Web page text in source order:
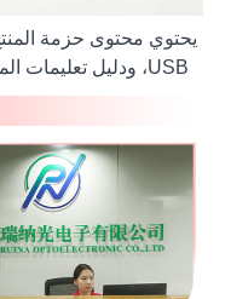
يحتوي محتوى حزمة
USB، ودليل تعليمات المنتج، وصندوق خفيف الوزن ومحمول.